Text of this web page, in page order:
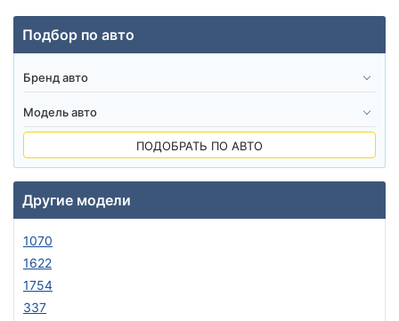
Подбор по авто
ПОДОБРАТЬ ПО АВТО
Другие модели
1070
1622
1754
337